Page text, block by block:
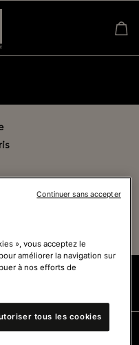
», vous acceptez le
améliorer la navigation sur
à nos efforts de
tous les cookies
Continuer sans accepter